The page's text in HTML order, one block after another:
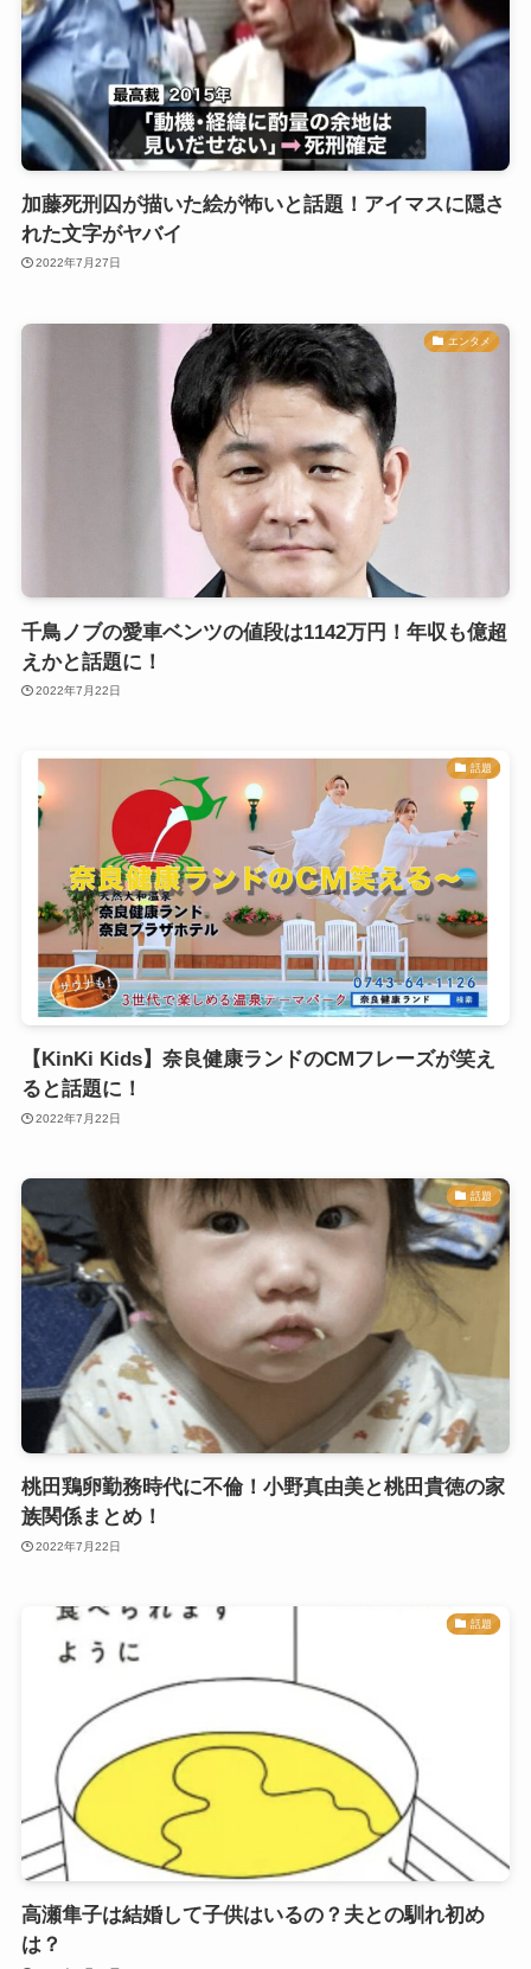
加藤死刑囚が描いた絵が怖いと話題！アイマスに隠さ
れた文字がヤバイ
2022年7月27日
エンタメ
千鳥ノブの愛車ベンツの値段は1142万円！年収も億超
えかと話題に！
2022年7月22日
話題
【KinKi Kids】奈良健康ランドのCMフレーズが笑え
ると話題に！
2022年7月22日
話題
桃田鶏卵勤務時代に不倫！小野真由美と桃田貴徳の家
族関係まとめ！
2022年7月22日
話題
高瀬隼子は結婚して子供はいるの？夫との馴れ初め
は？